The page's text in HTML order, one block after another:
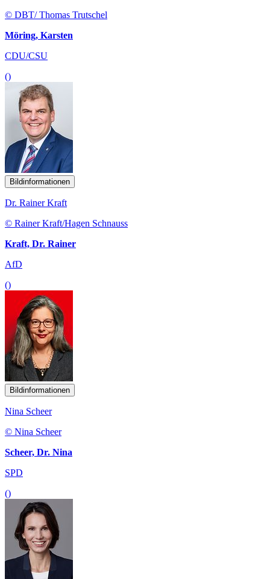
© DBT/ Thomas Trutschel
Möring, Karsten
CDU/CSU
()
Bildinformationen
Dr. Rainer Kraft
© Rainer Kraft/Hagen Schnauss
Kraft, Dr. Rainer
AfD
()
Bildinformationen
Nina Scheer
© Nina Scheer
Scheer, Dr. Nina
SPD
()